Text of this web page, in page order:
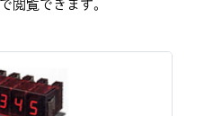
閲覧できます。